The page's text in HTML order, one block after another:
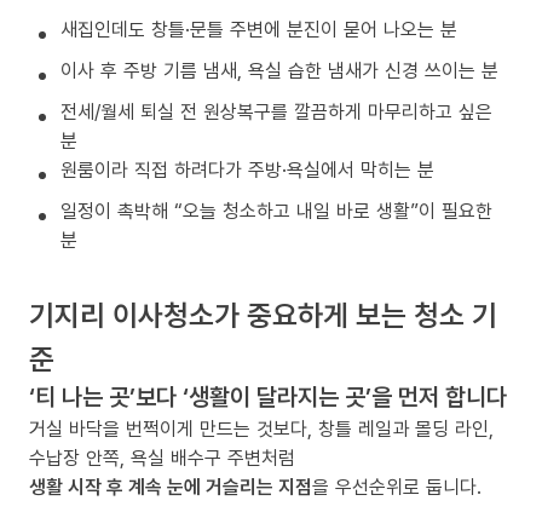
새집인데도 창틀·문틀 주변에 분진이 묻어 나오는 분
이사 후 주방 기름 냄새, 욕실 습한 냄새가 신경 쓰이는 분
전세/월세 퇴실 전 원상복구를 깔끔하게 마무리하고 싶은
분
원룸이라 직접 하려다가 주방·욕실에서 막히는 분
일정이 촉박해 “오늘 청소하고 내일 바로 생활”이 필요한
분
기지리 이사청소가 중요하게 보는 청소 기
준
‘티 나는 곳’보다 ‘생활이 달라지는 곳’을 먼저 합니다
거실 바닥을 번쩍이게 만드는 것보다, 창틀 레일과 몰딩 라인,
수납장 안쪽, 욕실 배수구 주변처럼
생활 시작 후 계속 눈에 거슬리는 지점을 우선순위로 둡니다.